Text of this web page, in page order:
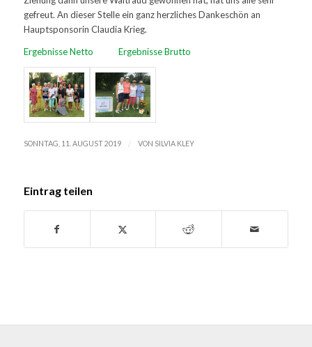
gefreut. An dieser Stelle ein ganz herzliches Dankeschön an
Hauptsponsorin Claudia Krieg.
Ergebnisse Netto Ergebnisse Brutto
SONNTAG, 11. AUGUST 2019 / VON SILVIA KLEY
Eintrag teilen